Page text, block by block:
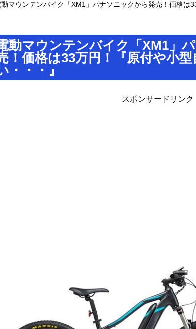
かの水着グラビア復帰ｗｗｗｗｗ 2026年8月6日
をする
動マウンテンバイク「XM1」パナソニックから発売！価格は
動マウンテンバイク「XM1」
！価格は33万円！『原付や小
・・・』
スポンサードリンク